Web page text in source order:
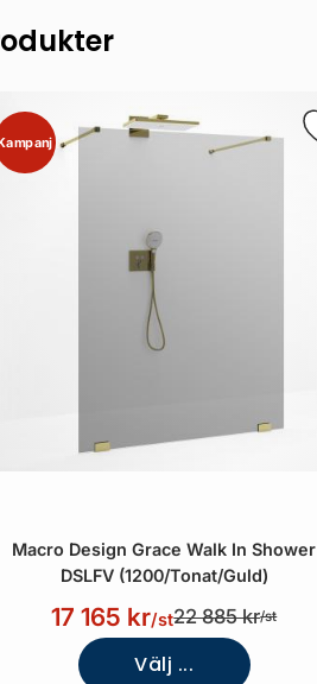
Macro Design Grace Walk In Shower
DSLFV (1200/Tonat/Guld)
17 165 kr/st22 885 kr/st
Välj ...